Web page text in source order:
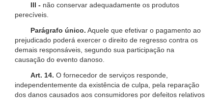
III - não conservar adequadamente os produtos
perecíveis.
Parágrafo único. Aquele que efetivar o pagamento ao
prejudicado poderá exercer o direito de regresso contra os
demais responsáveis, segundo sua participação na
causação do evento danoso.
Art. 14. O fornecedor de serviços responde,
independentemente da existência de culpa, pela reparação
dos danos causados aos consumidores por defeitos relativos